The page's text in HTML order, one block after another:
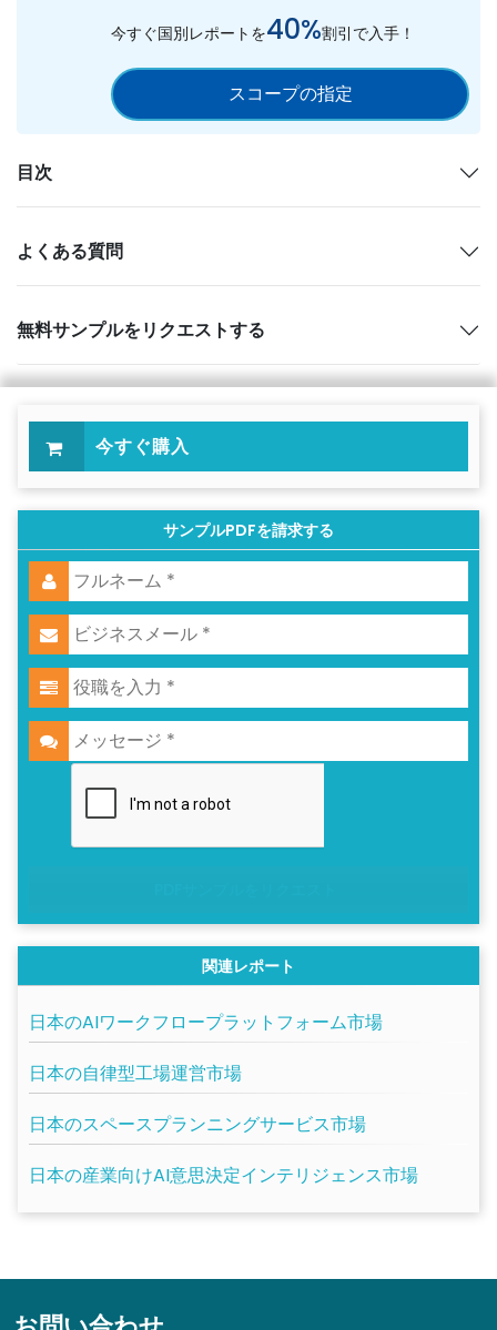
今すぐ国別レポートを40%割引で入手！
スコープの指定
目次
よくある質問
無料サンプルをリクエストする
今すぐ購入
サンプルPDFを請求する
関連レポート
日本のAIワークフロープラットフォーム市場
日本の自律型工場運営市場
日本のスペースプランニングサービス市場
日本の産業向けAI意思決定インテリジェンス市場